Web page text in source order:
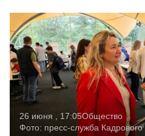
26 июня , 17:05Общество
Фото: пресс-служба